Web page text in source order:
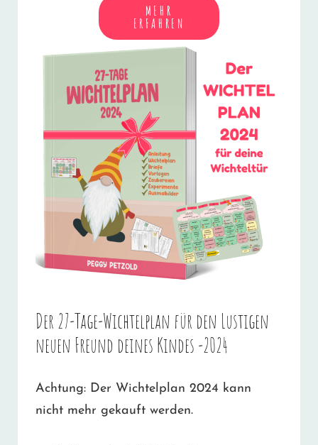
MEHR
ERFAHREN
Der 27-Tage-Wichtelplan für den Lustigen
neuen Freund deines Kindes -2024
Achtung: Der Wichtelplan 2024 kann
nicht mehr gekauft werden.